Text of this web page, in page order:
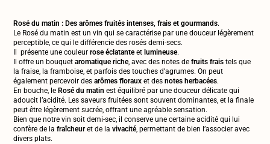
Rosé du matin : Des arômes fruités intenses, frais et gourmands.
Le Rosé du matin est un vin qui se caractérise par une douceur légèrement
perceptible, ce qui le différencie des rosés demi-secs.
Il présente une couleurrose éclatanteet lumineuse.
Il offre un bouquetaromatique riche, avec des notes defruits frais tels que
la fraise, la framboise, et parfois des touches d’agrumes. On peut
également percevoir desarômes floraux et desnotes herbacées.
En bouche, le Rosé du matin est équilibré par une douceur délicate qui
adoucit l’acidité. Les saveurs fruitées sont souvent dominantes, et la finale
peut être légèrement sucrée, offrant une agréable sensation.
Bien que notre vin soit demi-sec, il conserve une certaine acidité qui lui
confère de lafraîcheuret de lavivacité, permettant de bien l’associer avec
divers plats.